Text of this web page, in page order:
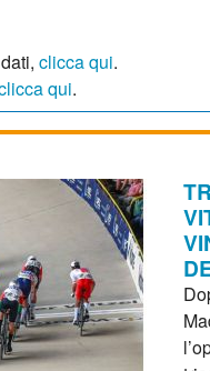
clicca qui.
qui.